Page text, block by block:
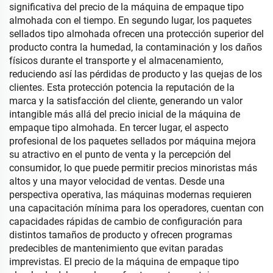
significativa del precio de la máquina de empaque tipo
almohada con el tiempo. En segundo lugar, los paquetes
sellados tipo almohada ofrecen una protección superior del
producto contra la humedad, la contaminación y los daños
físicos durante el transporte y el almacenamiento,
reduciendo así las pérdidas de producto y las quejas de los
clientes. Esta protección potencia la reputación de la
marca y la satisfacción del cliente, generando un valor
intangible más allá del precio inicial de la máquina de
empaque tipo almohada. En tercer lugar, el aspecto
profesional de los paquetes sellados por máquina mejora
su atractivo en el punto de venta y la percepción del
consumidor, lo que puede permitir precios minoristas más
altos y una mayor velocidad de ventas. Desde una
perspectiva operativa, las máquinas modernas requieren
una capacitación mínima para los operadores, cuentan con
capacidades rápidas de cambio de configuración para
distintos tamaños de producto y ofrecen programas
predecibles de mantenimiento que evitan paradas
imprevistas. El precio de la máquina de empaque tipo